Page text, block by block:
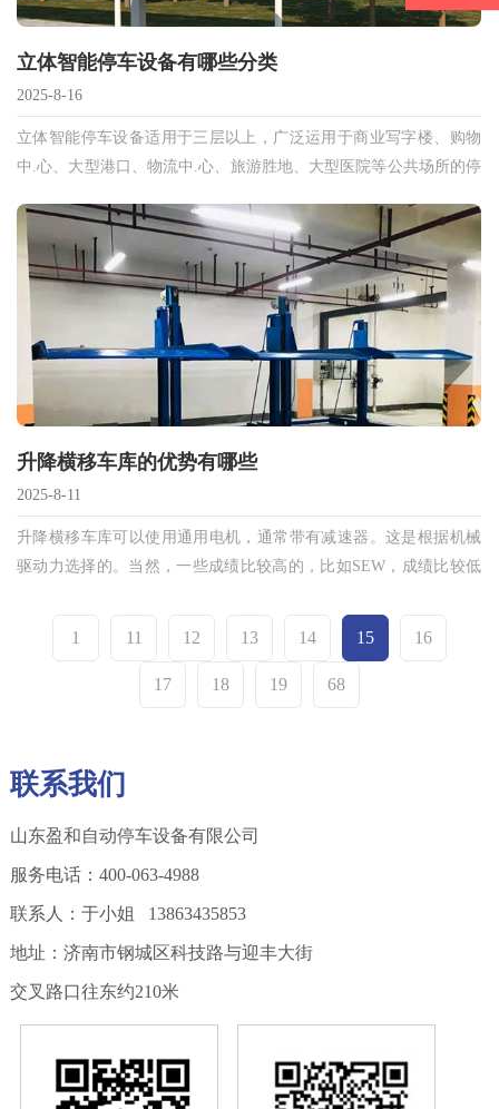
立体智能停车设备有哪些分类
2025-8-16
立体智能停车设备适用于三层以上，广泛运用于商业写字楼、购物
中.心、大型港口、物流中.心、旅游胜地、大型医院等公共场所的停
升降横移车库的优势有哪些
2025-8-11
升降横移车库可以使用通用电机，通常带有减速器。这是根据机械
驱动力选择的。当然，一些成绩比较高的，比如SEW，成绩比较低
1 11 12 13 14 15 16
17 18 19 68
联系我们
山东盈和自动停车设备有限公司
服务电话：400-063-4988
联系人：于小姐 13863435853
地址：济南市钢城区科技路与迎丰大街
交叉路口往东约210米